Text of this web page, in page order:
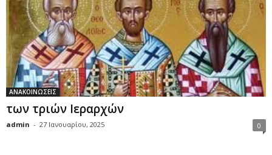
ΑΝΑΚΟΙΝΩΣΕΙΣ
των τριών Ιεραρχών
admin - 27 Ιανουαρίου, 2025 0